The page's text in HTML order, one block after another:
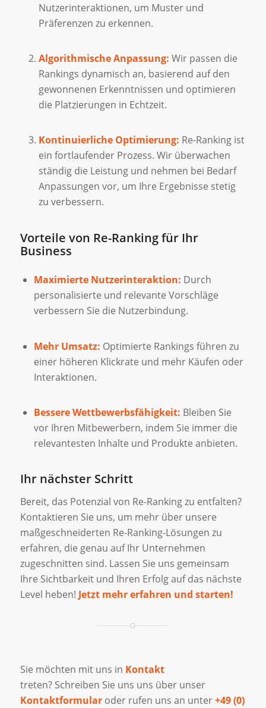
Nutzerinteraktionen, um Muster und
Präferenzen zu erkennen.
Algorithmische Anpassung: Wir passen die
Rankings dynamisch an, basierend auf den
gewonnenen Erkenntnissen und optimieren
die Platzierungen in Echtzeit.
Kontinuierliche Optimierung: Re-Ranking ist
ein fortlaufender Prozess. Wir überwachen
ständig die Leistung und nehmen bei Bedarf
Anpassungen vor, um Ihre Ergebnisse stetig
zu verbessern.
Vorteile von Re-Ranking für Ihr
Business
Maximierte Nutzerinteraktion: Durch
personalisierte und relevante Vorschläge
verbessern Sie die Nutzerbindung.
Mehr Umsatz: Optimierte Rankings führen zu
einer höheren Klickrate und mehr Käufen oder
Interaktionen.
Bessere Wettbewerbsfähigkeit: Bleiben Sie
vor Ihren Mitbewerbern, indem Sie immer die
relevantesten Inhalte und Produkte anbieten.
Ihr nächster Schritt
Bereit, das Potenzial von Re-Ranking zu entfalten?
Kontaktieren Sie uns, um mehr über unsere
maßgeschneiderten Re-Ranking-Lösungen zu
erfahren, die genau auf Ihr Unternehmen
zugeschnitten sind. Lassen Sie uns gemeinsam
Ihre Sichtbarkeit und Ihren Erfolg auf das nächste
Level heben! Jetzt mehr erfahren und starten!
Sie möchten mit uns in Kontakt
treten? Schreiben Sie uns uns über unser
Kontaktformular oder rufen uns an unter+49 (0)